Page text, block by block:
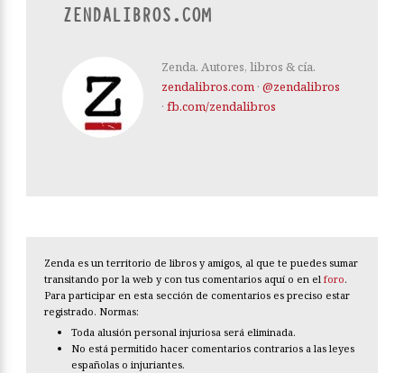
ZENDALIBROS.COM
Zenda. Autores, libros & cía.
zendalibros.com · @zendalibros
· fb.com/zendalibros
Zenda es un territorio de libros y amigos, al que te puedes sumar
transitando por la web y con tus comentarios aquí o en el foro.
Para participar en esta sección de comentarios es preciso estar
registrado. Normas:
Toda alusión personal injuriosa será eliminada.
No está permitido hacer comentarios contrarios a las leyes
españolas o injuriantes.